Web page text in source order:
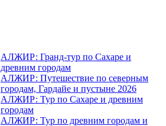
АЛЖИР: Гранд-тур по Сахаре и
древним городам
АЛЖИР: Путешествие по северным
городам, Гардайе и пустыне 2026
АЛЖИР: Тур по Сахаре и древним
городам
АЛЖИР: Тур по древним городам и